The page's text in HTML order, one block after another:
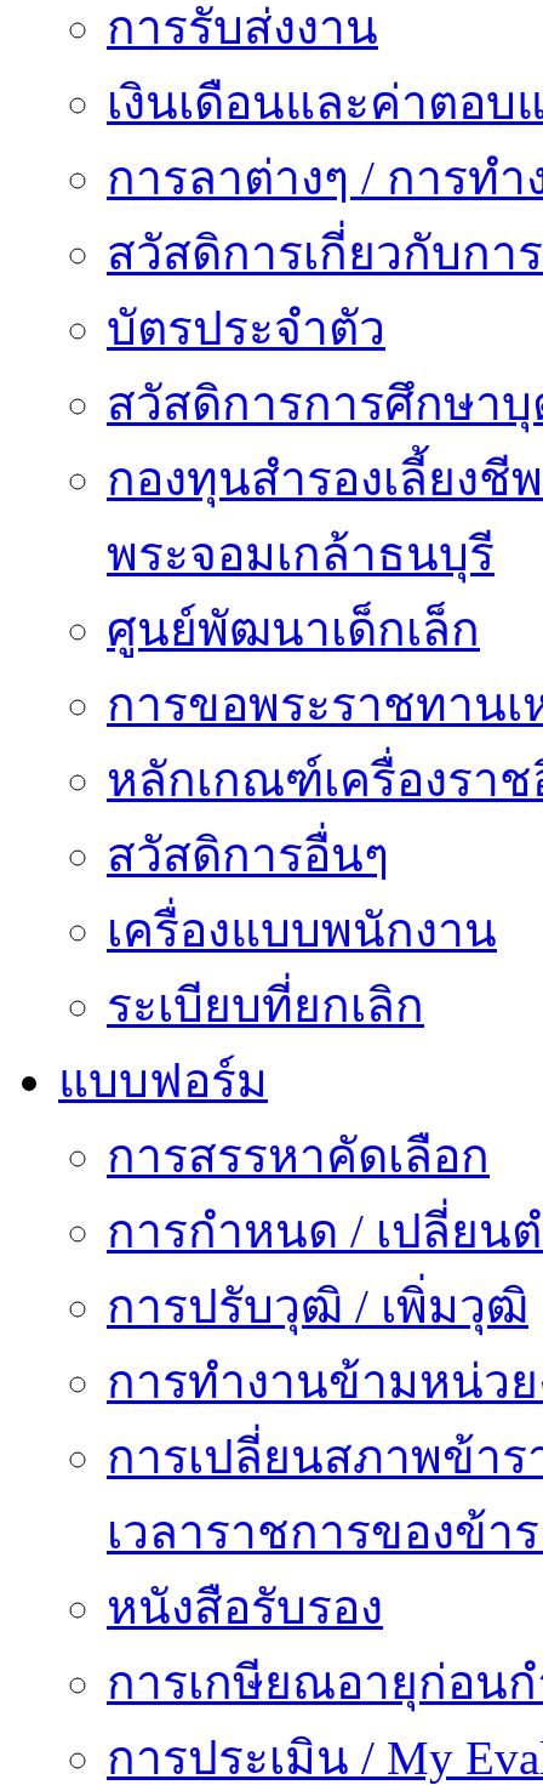
การรับส่งงาน
เงินเดือนและค่าตอบ
การลาต่างๆ / การทำ
สวัสดิการเกี่ยวกับกา
บัตรประจำตัว
สวัสดิการการศึกษาบุ
กองทุนสำรองเลี้ยง
พระจอมเกล้าธนบุรี
ศูนย์พัฒนาเด็กเล็ก
การขอพระราชทาน
หลักเกณฑ์เครื่องรา
สวัสดิการอื่นๆ
เครื่องแบบพนักงาน
ระเบียบที่ยกเลิก
แบบฟอร์ม
การสรรหาคัดเลือก
การกำหนด / เปลี่ยน
การปรับวุฒิ / เพิ่มวุฒิ
การทำงานข้ามหน่ว
การเปลี่ยนสภาพข้า
เวลาราชการของข้า
หนังสือรับรอง
การเกษียณอายุก่อน
การประเมิน / My